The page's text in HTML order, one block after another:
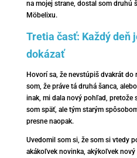
na mojej strane, dostal som druhú
Möbelixu.
Tretia časť: Každý deň
dokázať
Hovorí sa, že nevstúpiš dvakrát do
som, že práve tá druhá šanca,
inak, mi dala nový pohľad, pretože
som späť, ale tým starým
presne naopak.
Uvedomil som si, že som si vtedy
akákoľvek novinka, akýkoľvek